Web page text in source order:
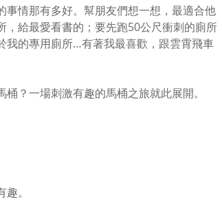
情那有多好。幫朋友們想一想，最適合他
給最愛看書的；要先跑50公尺衝刺的廁所
我的專用廁所…有著我最喜歡，跟雲霄飛車
？一場刺激有趣的馬桶之旅就此展開。
。